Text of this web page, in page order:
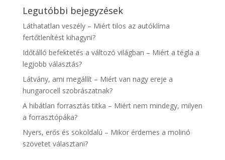
Legutóbbi bejegyzések
Láthatatlan veszély – Miért tilos az autóklíma
fertőtlenítést kihagyni?
Időtálló befektetés a változó világban – Miért a tégla a
legjobb választás?
Látvány, ami megállít – Miért van nagy ereje a
hungarocell szobrászatnak?
A hibátlan forrasztás titka – Miért nem mindegy, milyen
a forrasztópáka?
Nyers, erős és sokoldalú – Mikor érdemes a molinó
szövetet választani?